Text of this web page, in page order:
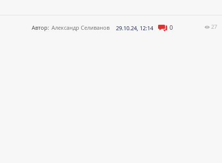
Автор: Александр Селиванов 29.10.24, 12:14 0 27